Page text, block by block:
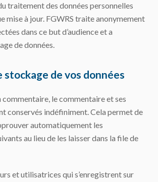
traitement des données personnelles
mise à jour. FGWRS traite anonymement
dans ce but d’audience et a
de données.
stockage de vos données
commentaire, le commentaire et ses
conservés indéfiniment. Cela permet de
automatiquement les
au lieu de les laisser dans la file de
et utilisatrices qui s’enregistrent sur